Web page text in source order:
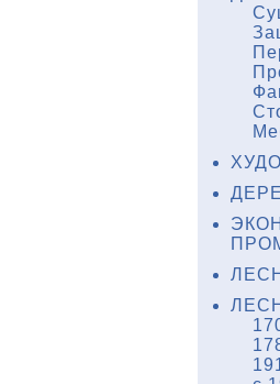
энтомофаги :
1979. –
стран /
– 183 с.
в
М-ва Гос.
1893. – 10
АН СССР.
1981. –